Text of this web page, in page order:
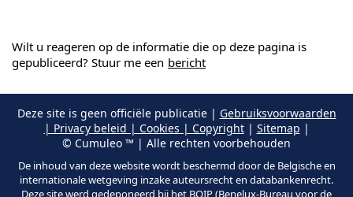
Wilt u reageren op de informatie die op deze pagina is
gepubliceerd? Stuur me een bericht
Deze site is geen officiële publicatie | Gebruiksvoorwaarden
| Privacy beleid | Cookies | Copyright| Sitemap |
© Cumuleo ™ | Alle rechten voorbehouden
De inhoud van deze website wordt beschermd door de Belgische en
internationale wetgeving inzake auteursrecht en databankenrecht.
Deze site werd gedeponeerd bij het BOIP (Benelux-Bureau voor de